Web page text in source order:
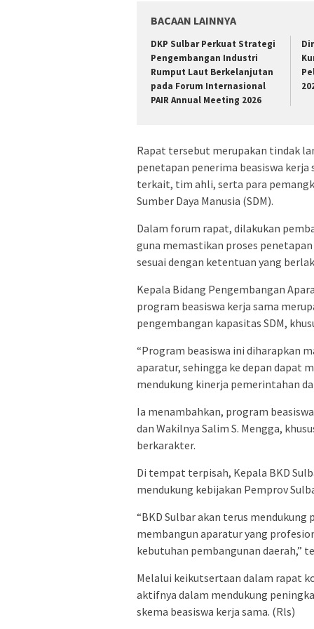
BACAAN LAINNYA
DKP Sulbar Perkuat Strategi
Pengembangan Industri
Rumput Laut Berkelanjutan
pada Forum Internasional
PAIR Annual Meeting 2026
Rapat tersebut merupakan tindak
penetapan penerima beasiswa
terkait, tim ahli, serta para
Sumber Daya Manusia (SDM).
Dalam forum rapat, dilakukan
guna memastikan proses
sesuai dengan ketentuan yang
Kepala Bidang Pengembangan
program beasiswa kerja sama
pengembangan kapasitas SDM,
“Program beasiswa ini diharapkan
aparatur, sehingga ke depan dapat
mendukung kinerja pemerintahan
Ia menambahkan, program
dan Wakilnya Salim S. Mengga,
berkarakter.
Di tempat terpisah, Kepala BKD
mendukung kebijakan Pemprov
“BKD Sulbar akan terus mendukung
membangun aparatur yang
kebutuhan pembangunan daerah,”
Melalui keikutsertaan dalam rapat
aktifnya dalam mendukung
skema beasiswa kerja sama. (Rls)